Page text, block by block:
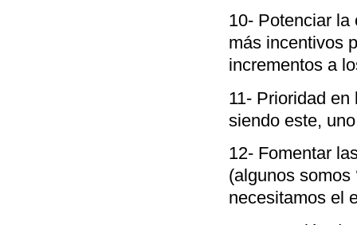
10- Potenciar la
más incentivos
incrementos a
11- Prioridad
siendo este,
12- Fomentar
(algunos somos
necesitamos el